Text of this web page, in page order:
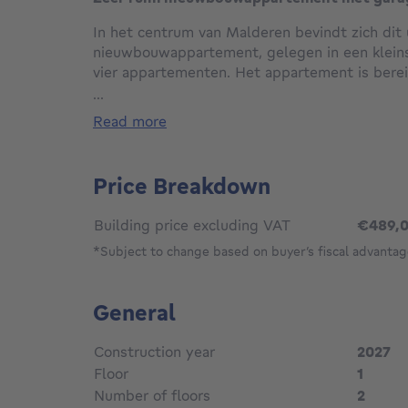
In het centrum van Malderen bevindt zich dit
nieuwbouwappartement, gelegen in een
vier appartementen. Het appartement is
m², een praktische berging, een uitgeruste
een aangenaam terras met groendak.
er eenvoudig de mogelijkheid bestaat om een
creëren. Dankzij de moderne technieken,
energiezuinige woning.
Achteraan het gebouw bevindt zich een
fietsenstalling inbegrepen in de prijs.
realiseren aan 6% btw (onder de geldende
en enige eigen woning of langdurige
aanzienlijke besparing.
...
read more
Price Breakdown
Building price excluding VAT
*Subject to change based on buyer’s fiscal
General
Construction year
2027
Floor
1
Number of floors
2